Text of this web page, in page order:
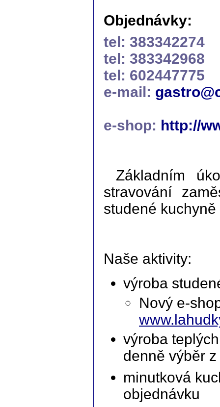
Objednávky:
tel: 383342274
tel: 383342968
tel: 602447775
e-mail:
e-shop: http://
Základním
stravování
studené
Naše aktivity:
výroba
Nový e-
výroba
denně výběr
minutková
objednávku